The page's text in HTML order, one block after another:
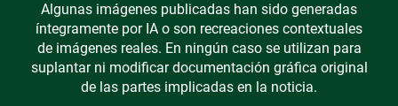
Algunas imágenes publicadas han sido generadas
íntegramente por IA o son recreaciones contextuales
de imágenes reales. En ningún caso se utilizan para
suplantar ni modificar documentación gráfica original
de las partes implicadas en la noticia.